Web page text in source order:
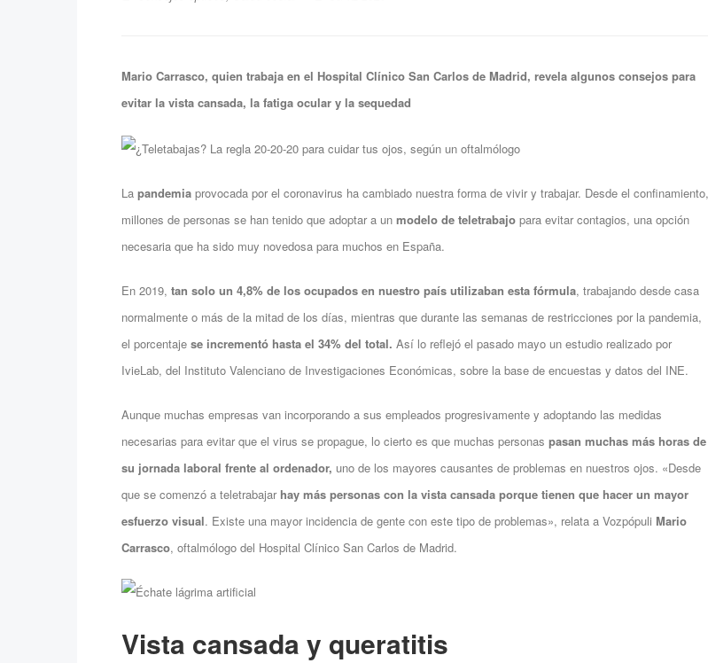
Mario Carrasco, quien trabaja en el Hospital Clínico San Carlos de Madrid, revela algunos consejos para
evitar la vista cansada, la fatiga ocular y la sequedad
La pandemia provocada por el coronavirus ha cambiado nuestra forma de vivir y trabajar. Desde el confinamiento,
millones de personas se han tenido que adoptar a un modelo de teletrabajo para evitar contagios, una opción
necesaria que ha sido muy novedosa para muchos en España.
En 2019, tan solo un 4,8% de los ocupados en nuestro país utilizaban esta fórmula, trabajando desde casa
normalmente o más de la mitad de los días, mientras que durante las semanas de restricciones por la pandemia,
el porcentaje se incrementó hasta el 34% del total. Así lo reflejó el pasado mayo un estudio realizado por
IvieLab, del Instituto Valenciano de Investigaciones Económicas, sobre la base de encuestas y datos del INE.
Aunque muchas empresas van incorporando a sus empleados progresivamente y adoptando las medidas
necesarias para evitar que el virus se propague, lo cierto es que muchas personas pasan muchas más horas de
su jornada laboral frente al ordenador, uno de los mayores causantes de problemas en nuestros ojos. «Desde
que se comenzó a teletrabajar hay más personas con la vista cansada porque tienen que hacer un mayor
esfuerzo visual. Existe una mayor incidencia de gente con este tipo de problemas», relata a Vozpópuli Mario
Carrasco, oftalmólogo del Hospital Clínico San Carlos de Madrid.
Vista cansada y queratitis